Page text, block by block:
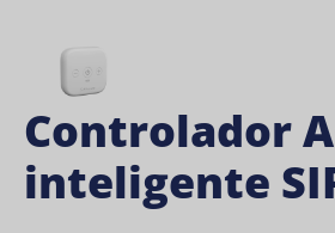
Controlador
inteligente